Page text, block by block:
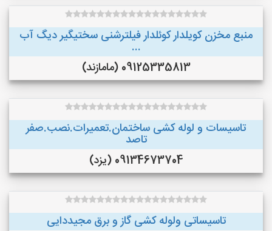
منبع مخزن کویلدار کوئلدار فیلترشنی سختیگیر دیگ آب
...
09125335813 (مامازند)
تاسیسات و لوله کشی ساختمان.تعمیرات.نصب.صفر
تاصد
09134673704 (یزد)
تاسیساتی ولوله کشی گاز و برق مجیددایی